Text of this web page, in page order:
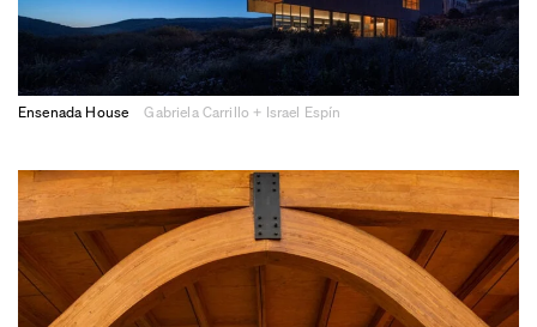
Ensenada House Gabriela Carrillo + Israel Espín